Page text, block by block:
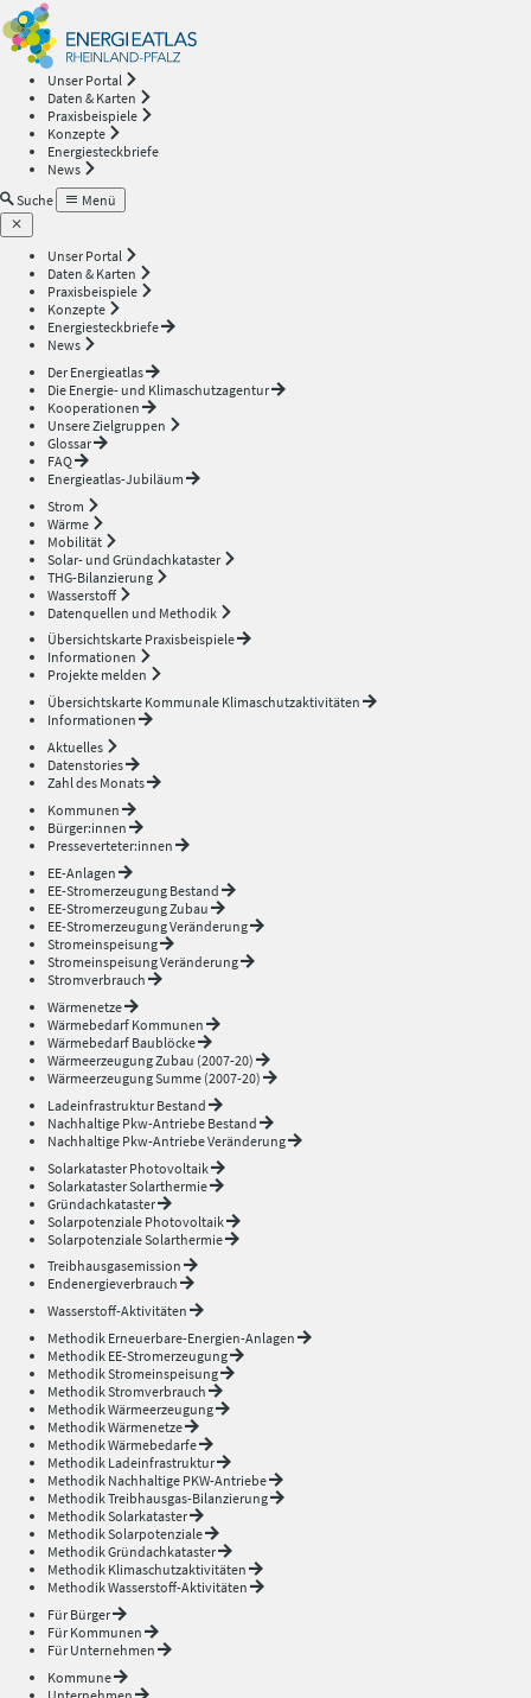
Unser Portal
Daten & Karten
Praxisbeispiele
Konzepte
Energiesteckbriefe
News
Suche
Menü
Unser Portal
Daten & Karten
Praxisbeispiele
Konzepte
Energiesteckbriefe
News
Der Energieatlas
Die Energie- und Klimaschutzagentur
Kooperationen
Unsere Zielgruppen
Glossar
FAQ
Energieatlas-Jubiläum
Strom
Wärme
Mobilität
Solar- und Gründachkataster
THG-Bilanzierung
Wasserstoff
Datenquellen und Methodik
Übersichtskarte Praxisbeispiele
Informationen
Projekte melden
Übersichtskarte Kommunale Klimaschutzaktivitäten
Informationen
Aktuelles
Datenstories
Zahl des Monats
Kommunen
Bürger:innen
Presseverteter:innen
EE-Anlagen
EE-Stromerzeugung Bestand
EE-Stromerzeugung Zubau
EE-Stromerzeugung Veränderung
Stromeinspeisung
Stromeinspeisung Veränderung
Stromverbrauch
Wärmenetze
Wärmebedarf Kommunen
Wärmebedarf Baublöcke
Wärmeerzeugung Zubau (2007-20)
Wärmeerzeugung Summe (2007-20)
Ladeinfrastruktur Bestand
Nachhaltige Pkw-Antriebe Bestand
Nachhaltige Pkw-Antriebe Veränderung
Solarkataster Photovoltaik
Solarkataster Solarthermie
Gründachkataster
Solarpotenziale Photovoltaik
Solarpotenziale Solarthermie
Treibhausgasemission
Endenergieverbrauch
Wasserstoff-Aktivitäten
Methodik Erneuerbare-Energien-Anlagen
Methodik EE-Stromerzeugung
Methodik Stromeinspeisung
Methodik Stromverbrauch
Methodik Wärmeerzeugung
Methodik Wärmenetze
Methodik Wärmebedarfe
Methodik Ladeinfrastruktur
Methodik Nachhaltige PKW-Antriebe
Methodik Treibhausgas-Bilanzierung
Methodik Solarkataster
Methodik Solarpotenziale
Methodik Gründachkataster
Methodik Klimaschutzaktivitäten
Methodik Wasserstoff-Aktivitäten
Für Bürger
Für Kommunen
Für Unternehmen
Kommune